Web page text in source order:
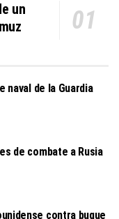
un
naval de la Guardia
de combate a Rusia
contra buque